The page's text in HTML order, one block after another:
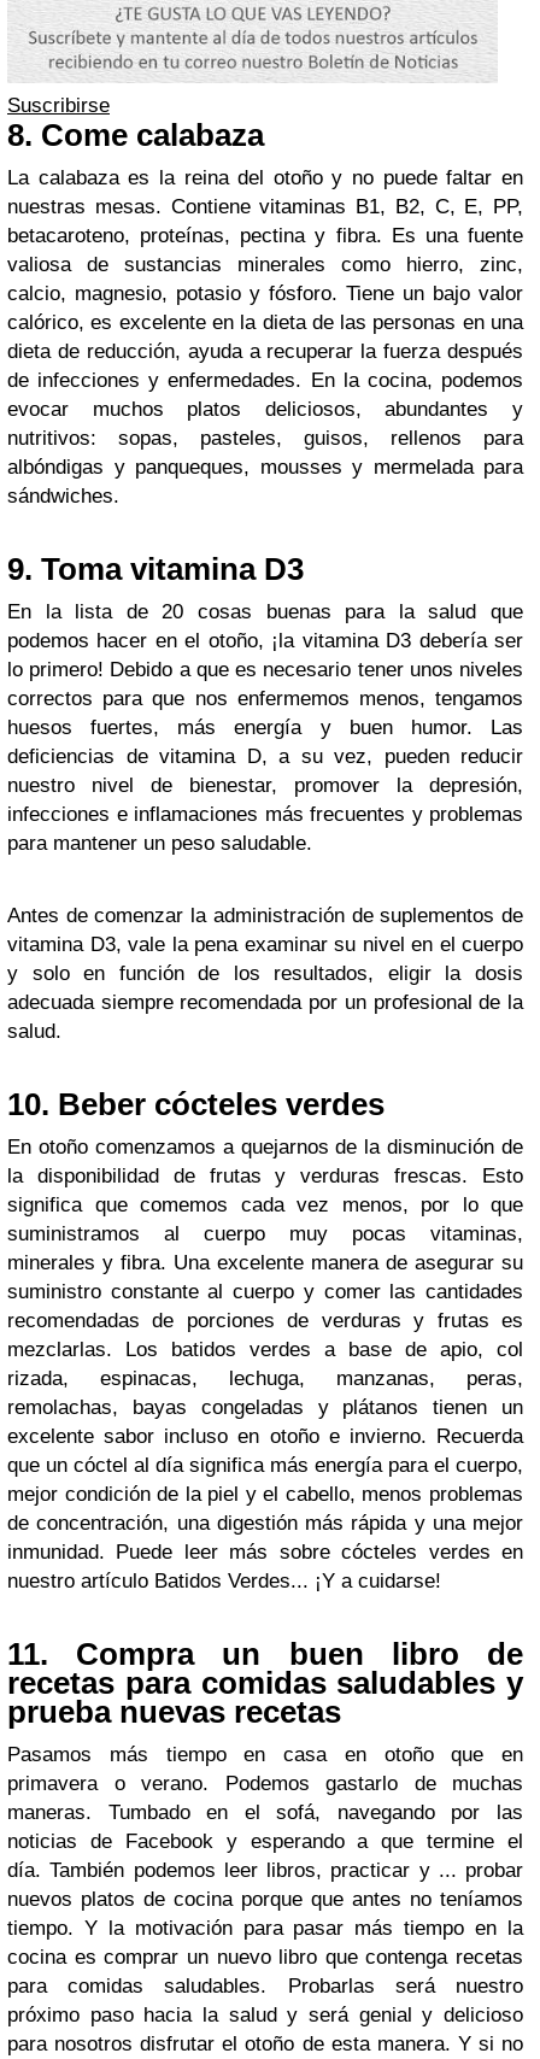
Suscribirse
8. Come calabaza
La calabaza es la reina del otoño y no puede faltar en
nuestras mesas. Contiene vitaminas B1, B2, C, E, PP,
betacaroteno, proteínas, pectina y fibra. Es una fuente
valiosa de sustancias minerales como hierro, zinc,
calcio, magnesio, potasio y fósforo. Tiene un bajo valor
calórico, es excelente en la dieta de las personas en una
dieta de reducción, ayuda a recuperar la fuerza después
de infecciones y enfermedades. En la cocina, podemos
evocar muchos platos deliciosos, abundantes y
nutritivos: sopas, pasteles, guisos, rellenos para
albóndigas y panqueques, mousses y mermelada para
sándwiches.
9. Toma vitamina D3
En la lista de 20 cosas buenas para la salud que
podemos hacer en el otoño, ¡la vitamina D3 debería ser
lo primero! Debido a que es necesario tener unos niveles
correctos para que nos enfermemos menos, tengamos
huesos fuertes, más energía y buen humor. Las
deficiencias de vitamina D, a su vez, pueden reducir
nuestro nivel de bienestar, promover la depresión,
infecciones e inflamaciones más frecuentes y problemas
para mantener un peso saludable.
Antes de comenzar la administración de suplementos de
vitamina D3, vale la pena examinar su nivel en el cuerpo
y solo en función de los resultados, eligir la dosis
adecuada siempre recomendada por un profesional de la
salud.
10. Beber cócteles verdes
En otoño comenzamos a quejarnos de la disminución de
la disponibilidad de frutas y verduras frescas. Esto
significa que comemos cada vez menos, por lo que
suministramos al cuerpo muy pocas vitaminas,
minerales y fibra. Una excelente manera de asegurar su
suministro constante al cuerpo y comer las cantidades
recomendadas de porciones de verduras y frutas es
mezclarlas. Los batidos verdes a base de apio, col
rizada, espinacas, lechuga, manzanas, peras,
remolachas, bayas congeladas y plátanos tienen un
excelente sabor incluso en otoño e invierno. Recuerda
que un cóctel al día significa más energía para el cuerpo,
mejor condición de la piel y el cabello, menos problemas
de concentración, una digestión más rápida y una mejor
inmunidad. Puede leer más sobre cócteles verdes en
nuestro artículo Batidos Verdes... ¡Y a cuidarse!
11. Compra un buen libro de
recetas para comidas saludables y
prueba nuevas recetas
Pasamos más tiempo en casa en otoño que en
primavera o verano. Podemos gastarlo de muchas
maneras. Tumbado en el sofá, navegando por las
noticias de Facebook y esperando a que termine el
día. También podemos leer libros, practicar y ... probar
nuevos platos de cocina porque que antes no teníamos
tiempo. Y la motivación para pasar más tiempo en la
cocina es comprar un nuevo libro que contenga recetas
para comidas saludables. Probarlas será nuestro
próximo paso hacia la salud y será genial y delicioso
para nosotros disfrutar el otoño de esta manera. Y si no